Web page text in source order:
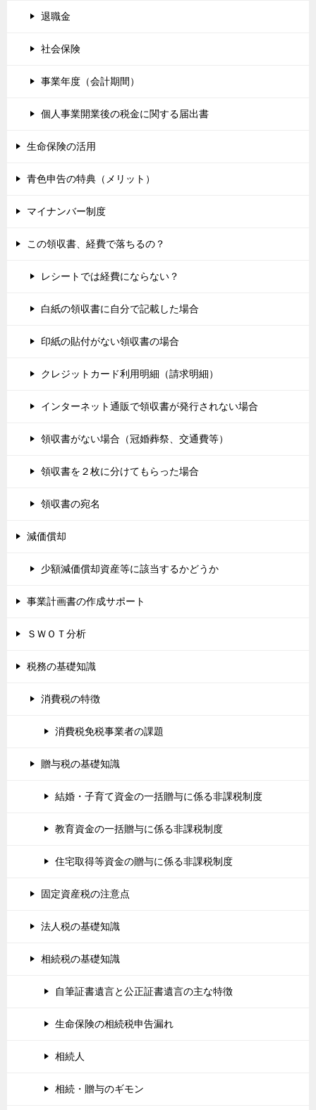
退職金
社会保険
事業年度（会計期間）
個人事業開業後の税金に関する届出書
生命保険の活用
青色申告の特典（メリット）
マイナンバー制度
この領収書、経費で落ちるの？
レシートでは経費にならない？
白紙の領収書に自分で記載した場合
印紙の貼付がない領収書の場合
クレジットカード利用明細（請求明細）
インターネット通販で領収書が発行されない場合
領収書がない場合（冠婚葬祭、交通費等）
領収書を２枚に分けてもらった場合
領収書の宛名
減価償却
少額減価償却資産等に該当するかどうか
事業計画書の作成サポート
ＳＷＯＴ分析
税務の基礎知識
消費税の特徴
消費税免税事業者の課題
贈与税の基礎知識
結婚・子育て資金の一括贈与に係る非課税制度
教育資金の一括贈与に係る非課税制度
住宅取得等資金の贈与に係る非課税制度
固定資産税の注意点
法人税の基礎知識
相続税の基礎知識
自筆証書遺言と公正証書遺言の主な特徴
生命保険の相続税申告漏れ
相続人
相続・贈与のギモン